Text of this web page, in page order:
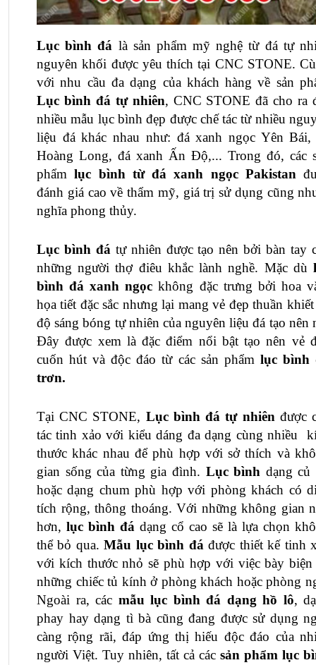
Lục bình đá là sản phẩm mỹ nghệ từ đá tự
nguyên khối được yêu thích tại CNC STONE.
với nhu cầu đa dạng của khách hàng về sản
Lục bình đá tự nhiên, CNC STONE đã cho ra
nhiều mẫu lục bình đẹp được chế tác từ nhiều
liệu đá khác nhau như: đá xanh ngọc Yên Bái,
Hoàng Long, đá xanh Ấn Độ,... Trong đó, các
phẩm lục bình từ đá xanh ngọc Pakistan
đánh giá cao về thẩm mỹ, giá trị sử dụng cũng
nghĩa phong thủy.
Lục bình đá tự nhiên được tạo nên bởi bàn tay
những người thợ điêu khắc lành nghề. Mặc dù
bình đá xanh ngọc không đặc trưng bởi hoa
họa tiết đặc sắc nhưng lại mang vẻ đẹp thuần
độ sáng bóng tự nhiên của nguyên liệu đá tạo nên
Đây được xem là đặc điểm nổi bật tạo nên vẻ
cuốn hút và độc đáo từ các sản phẩm lục bình
trơn.
Tại CNC STONE, Lục bình đá tự nhiên được
tác tinh xảo với kiểu dáng đa dạng cùng nhiều
thước khác nhau để phù hợp với sở thích và
gian sống của từng gia đình. Lục bình dạng củ
hoặc dạng chum phù hợp với phòng khách có
tích rộng, thông thoáng. Với những không gian
hơn, lục bình đá dạng cổ cao sẽ là lựa chọn
thể bỏ qua. Mẫu lục bình đá được thiết kế tinh
với kích thước nhỏ sẽ phù hợp với việc bày biện
những chiếc tủ kính ở phòng khách hoặc phòng
Ngoài ra, các mẫu lục bình đá dạng hồ lô,
phay hay dạng tì bà cũng đang được sử dụng
càng rộng rãi, đáp ứng thị hiếu độc đáo của
người Việt. Tuy nhiên, tất cả các sản phẩm lục